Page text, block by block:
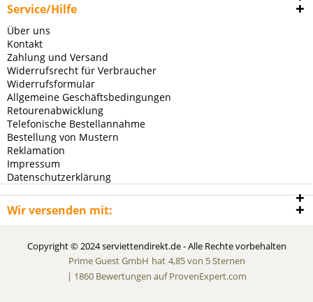
Service/Hilfe
Über uns
Kontakt
Zahlung und Versand
Widerrufsrecht für Verbraucher
Widerrufsformular
Allgemeine Geschäftsbedingungen
Retourenabwicklung
Telefonische Bestellannahme
Bestellung von Mustern
Reklamation
Impressum
Datenschutzerklärung
Wir versenden mit:
Copyright © 2024 serviettendirekt.de - Alle Rechte vorbehalten
Prime Guest GmbH hat 4,85von 5Sternen
| 1860Bewertungen auf ProvenExpert.com